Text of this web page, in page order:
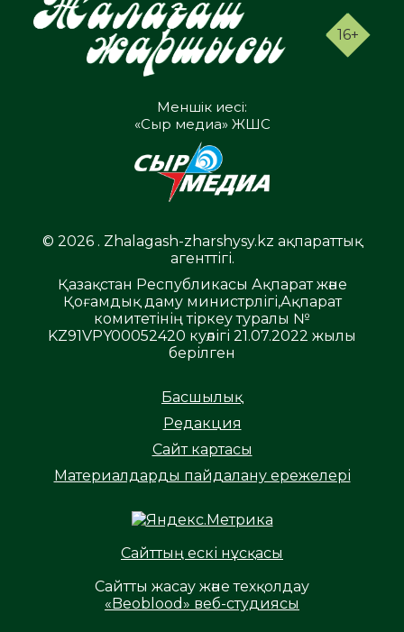
16+
Меншік иесі:
«Сыр медиа» ЖШС
© 2026 . Zhalagash-zharshysy.kz ақпараттық
агенттігі.
Қазақстан Республикасы Ақпарат және
Қоғамдық даму министрлігі,Ақпарат
комитетінің тіркеу туралы №
KZ91VPY00052420 куәлігі 21.07.2022 жылы
берілген
Басшылық
Редакция
Сайт картасы
Материалдарды пайдалану ережелері
Сайттың ескі нұсқасы
Сайтты жасау және техқолдау
«Beoblood» веб-студиясы